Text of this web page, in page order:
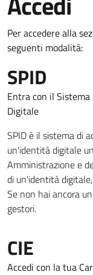
Per accedere alla
seguenti modalità:
SPID
Entra con il
Digitale
SPID è il sistema di
un'identità digitale
Amministrazione e
di un'identità
Se non hai ancora
gestori.
CIE
Accedi con la tua